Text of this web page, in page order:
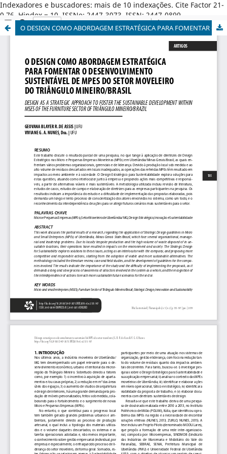
Indexadores e buscadores: mais de 10 indexações. Cite Factor 21-
0,76. Hindex = 10. ISSNe: 2447-3073. ISSN: 2447-0899.
O DESIGN COMO ABORDAGEM ESTRATÉGICA PARA FOMENTAR O DESENVOLVIMENTO SUSTENTÁVEL DE MPES DO SETOR MOVELEIRO DO TRIÂNGULO MINEIRO/BRASIL